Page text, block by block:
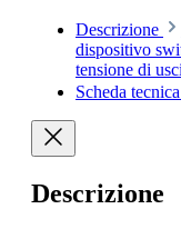
Descrizione
dispositivo
tensione di
Scheda tecnica
Descrizione